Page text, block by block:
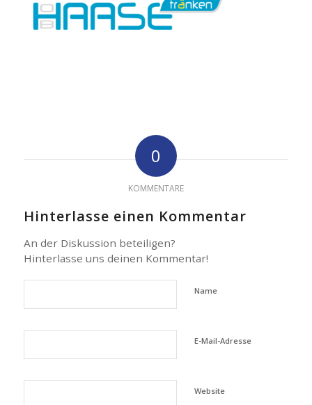
0
KOMMENTARE
Hinterlasse einen Kommentar
An der Diskussion beteiligen?
Hinterlasse uns deinen Kommentar!
Name
E-Mail-Adresse
Website